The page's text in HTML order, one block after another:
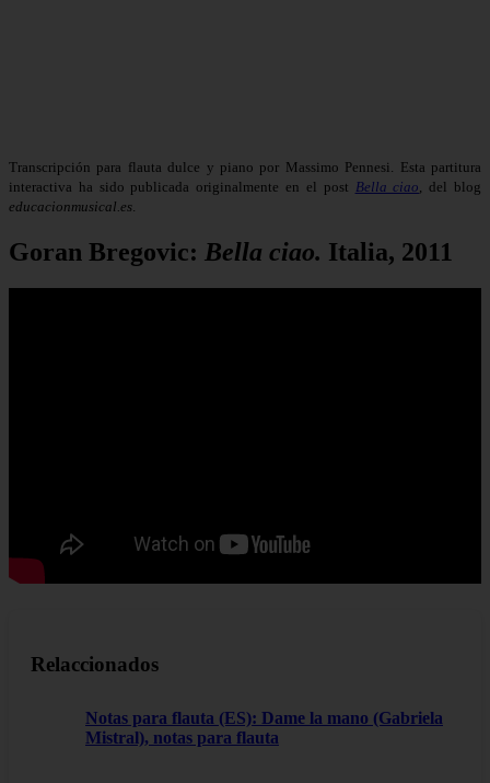
Transcripción para flauta dulce y piano por Massimo Pennesi. Esta partitura
interactiva ha sido publicada originalmente en el post Bella ciao , del blog
educacionmusical.es
Goran Bregovic: Bella ciao. Italia, 2011
Relaccionados
Notas para flauta (ES): Dame la mano (Gabriela
Mistral), notas para flauta